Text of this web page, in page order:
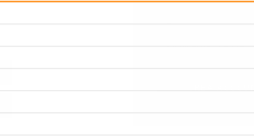
Accedere allo
Tracciare i nuovi
Salva articoli nella
CREA